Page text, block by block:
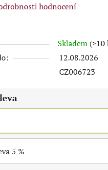
hodnocení
Skladem (>10
12.08.2026
CZ006723
5 %